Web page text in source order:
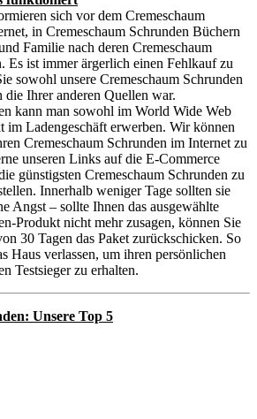
sich vor dem Cremeschaum
in Cremeschaum Schrunden Büchern
Familie nach deren Cremeschaum
Es ist immer ärgerlich einen Fehlkauf zu
sowohl unsere Cremeschaum Schrunden
die Ihrer anderen Quellen war.
kann man sowohl im World Wide Web
im Ladengeschäft erwerben. Wir können
Cremeschaum Schrunden im Internet zu
unseren Links auf die E-Commerce
günstigsten Cremeschaum Schrunden zu
Innerhalb weniger Tage sollten sie
Angst – sollte Ihnen das ausgewählte
Produkt nicht mehr zusagen, können Sie
30 Tagen das Paket zurückschicken. So
Haus verlassen, um ihren persönlichen
Testsieger zu erhalten.
Unsere Top 5